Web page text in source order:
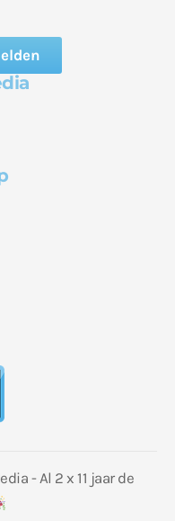
- Al 2 x 11 jaar de